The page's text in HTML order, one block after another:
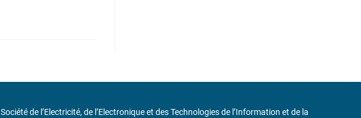
Société de l’Electricité, de l’Electronique et des Technologies de l’Information et de la